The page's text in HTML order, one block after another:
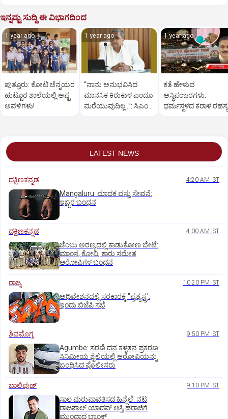
ಇನ್ನಷ್ಟು ಸುದ್ದಿ ಈ ವಿಭಾಗದಿಂದ
1 year ago
ಪುತ್ತೂರು: ಕೋಟಿ ಚೆನ್ನಯರ
ಹುಟ್ಟೂರ ಶಾಲೆಯಲ್ಲಿ ಅಷ್ಟ
ಅವಳಿಗಳು!
1 year ago
“ನಾನು ಅನುಭವಿಸಿದ
ಮಾನಸಿಕ ಕಿರುಕುಳ ಎಂದೂ
ಮರೆಯುವುದಿಲ್ಲ…’: ಸಿಎಂ
1 year ago
ಕತೆ ಹೇಳುವ
ಅಸ್ಥಿಪಂಜರಗಳು:
ಧರ್ಮಸ್ಥಳದ‌ ಕರಾಳ ರಹಸ್ಯ
LATEST NEWS
ದಕ್ಷಿಣಕನ್ನಡ 4:20 AM IST
Mangaluru: ಮಾದಕ ವಸ್ತು ಸೇವನೆ:
ಇಬ್ಬರ ಬಂಧನ
ದಕ್ಷಿಣಕನ್ನಡ 4:00 AM IST
ಚೆಂಬು ಅರಣ್ಯದಲ್ಲಿ ಕಾಡುಕೋಣ ಬೇಟೆ:
ಮಾಂಸ, ಕೋವಿ, ಕಾರು ಸಮೇತ
ಆರೋಪಿಗಳ ಬಂಧನ
ರಾಜ್ಯ 10:20 PM IST
ಅಧಿವೇಶನದಲ್ಲಿ ಸರಕಾರಕ್ಕೆ "ಪ್ರತ್ಯಸ್ತ್ರ':
ಇಂದು ಬಿಜೆಪಿ ಸಭೆ
ಶಿವಮೊಗ್ಗ 9:50 PM IST
Agumbe: ಸರಣಿ ದನ ಕಳ್ಳತನ ಪ್ರಕರಣ:
ಸಿನಿಮೀಯ ಶೈಲಿಯಲ್ಲಿ ಆರೋಪಿಯನ್ನು
ಬಂಧಿಸಿದ ಪೊಲೀಸರು
ಬಾಲಿವುಡ್‌ 9:10 PM IST
ಸಾಲ ಮರುಪಾವತಿಸದ ಹಿನ್ನೆಲೆ: ನಟ
ರಾಜಪಾಲ್ ಯಾದವ್‌ ಆಸ್ತಿ ಹರಾಜಿಗೆ
ಮುಂದಾದ ಬ್ಯಾಂಕ್